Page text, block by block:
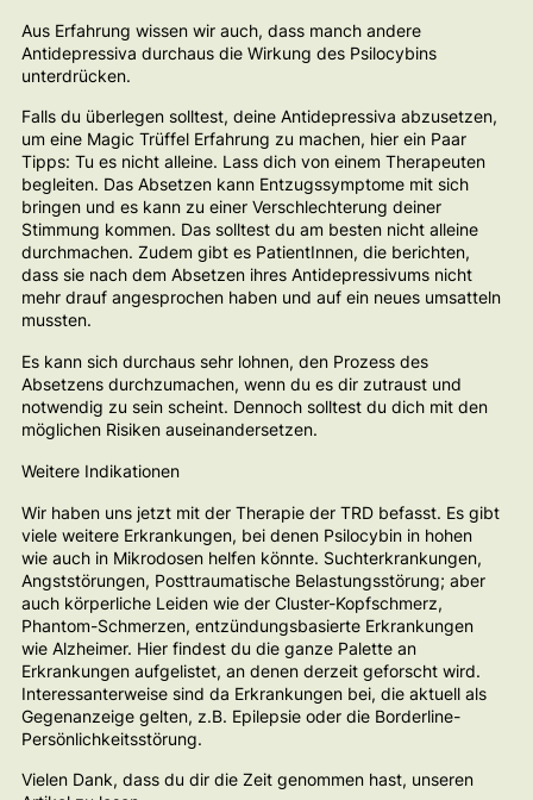
Aus Erfahrung wissen wir auch, dass manch andere
Antidepressiva durchaus die Wirkung des Psilocybins
unterdrücken.
Falls du überlegen solltest, deine Antidepressiva abzusetzen,
um eine Magic Trüffel Erfahrung zu machen, hier ein Paar
Tipps: Tu es nicht alleine. Lass dich von einem Therapeuten
begleiten. Das Absetzen kann Entzugssymptome mit sich
bringen und es kann zu einer Verschlechterung deiner
Stimmung kommen. Das solltest du am besten nicht alleine
durchmachen. Zudem gibt es PatientInnen, die berichten,
dass sie nach dem Absetzen ihres Antidepressivums nicht
mehr drauf angesprochen haben und auf ein neues umsatteln
mussten.
Es kann sich durchaus sehr lohnen, den Prozess des
Absetzens durchzumachen, wenn du es dir zutraust und
notwendig zu sein scheint. Dennoch solltest du dich mit den
möglichen Risiken auseinandersetzen.
Weitere Indikationen
Wir haben uns jetzt mit der Therapie der TRD befasst. Es gibt
viele weitere Erkrankungen, bei denen Psilocybin in hohen
wie auch in Mikrodosen helfen könnte. Suchterkrankungen,
Angststörungen, Posttraumatische Belastungsstörung; aber
auch körperliche Leiden wie der Cluster-Kopfschmerz,
Phantom-Schmerzen, entzündungsbasierte Erkrankungen
wie Alzheimer. Hier findest du die ganze Palette an
Erkrankungen aufgelistet, an denen derzeit geforscht wird.
Interessanterweise sind da Erkrankungen bei, die aktuell als
Gegenanzeige gelten, z.B. Epilepsie oder die Borderline-
Persönlichkeitsstörung.
Vielen Dank, dass du dir die Zeit genommen hast, unseren